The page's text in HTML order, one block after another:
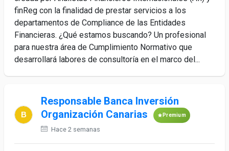
finReg con la finalidad de prestar servicios a los
departamentos de Compliance de las Entidades
Financieras. ¿Qué estamos buscando? Un profesional
para nuestra área de Cumplimiento Normativo que
desarrollará labores de consultoría en el marco del...
Responsable Banca Inversión
Organización Canarias
Premium
Hace 2 semanas